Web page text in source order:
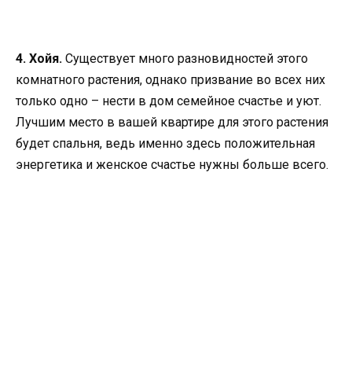
4. Хойя. Существует много разновидностей этого
комнатного растения, однако призвание во всех них
только одно – нести в дом семейное счастье и уют.
Лучшим место в вашей квартире для этого растения
будет спальня, ведь именно здесь положительная
энергетика и женское счастье нужны больше всего.